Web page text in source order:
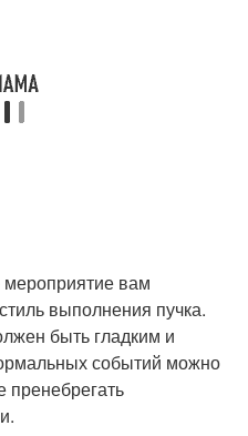
мероприятие вам
выполнения пучка.
быть гладким и
событий можно
пренебрегать